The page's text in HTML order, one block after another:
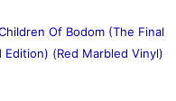
Of Bodom (The Final
Edition) (Red Marbled Vinyl)